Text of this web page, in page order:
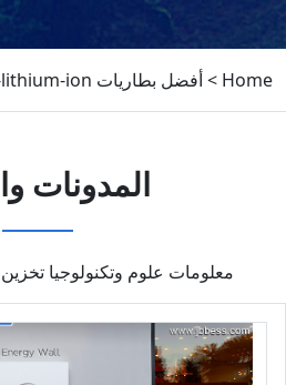
Home
>أفضل بطاريات 48v-100ah-5kwh-lithium-ion
المدونات
معلومات علوم وتكنولوجيا تخزين